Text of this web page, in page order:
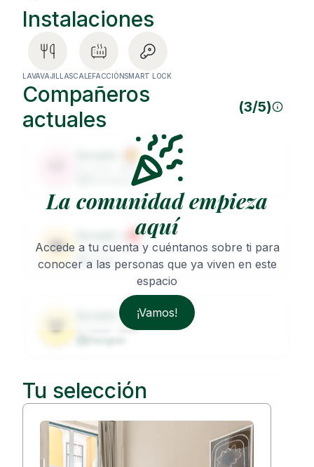
aventura, este coliving ofrece el equilibrio ideal entre
en la ciudad.
Instalaciones
LAVAVAJILLASCALEFACCIÓNSMART LOCK
Compañeros
actuales
(3/5)
La comunidad empieza
aquí
Accede a tu cuenta y cuéntanos sobre ti para
conocer a las personas que ya viven en este
espacio
¡Vamos!
Male
Developer
🐨 29 years ·Female
Lawyer
🐼
Roomie
Male
🦦
Roomie4
Architect
Tu selección